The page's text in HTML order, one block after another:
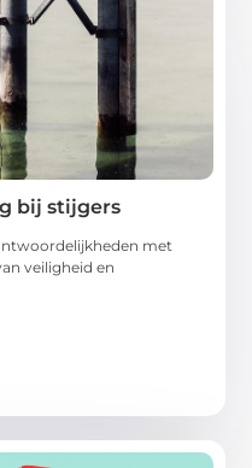
bij stijgers
met
veiligheid en